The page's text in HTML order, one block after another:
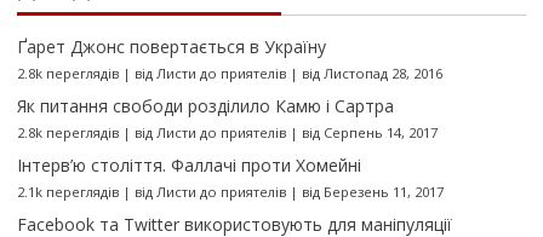
Ґарет Джонс повертається в Україну
2.8k переглядів| від Листи до приятелів| від Листопад 28, 2016
Як питання свободи розділило Камю і Сартра
2.8k переглядів| від Листи до приятелів| від Серпень 14, 2017
Інтерв’ю століття. Фаллачі проти Хомейні
2.1k переглядів| від Листи до приятелів| від Березень 11, 2017
Facebook та Twitter використовують для маніпуляції